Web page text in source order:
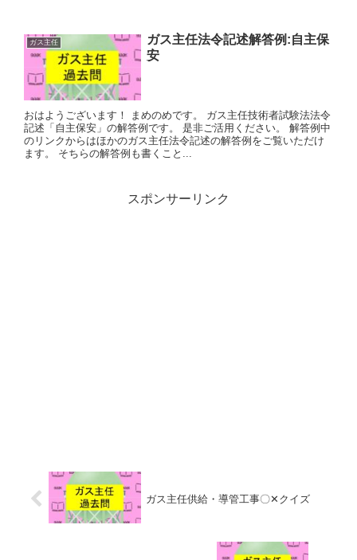
ガス主任
ガス主任法令記述解答例:自主保
安
おはようございます！ まめのめです。 ガス主任技術者試験法法令
記述「自主保安」の解答例です。 是非ご活用ください。 解答例中
のリンクからはほかのガス主任法令記述の解答例をご覧いただけ
ます。 そちらの解答例も書くこと...
スポンサーリンク
ガス主任供給・導管工事〇✕クイズ